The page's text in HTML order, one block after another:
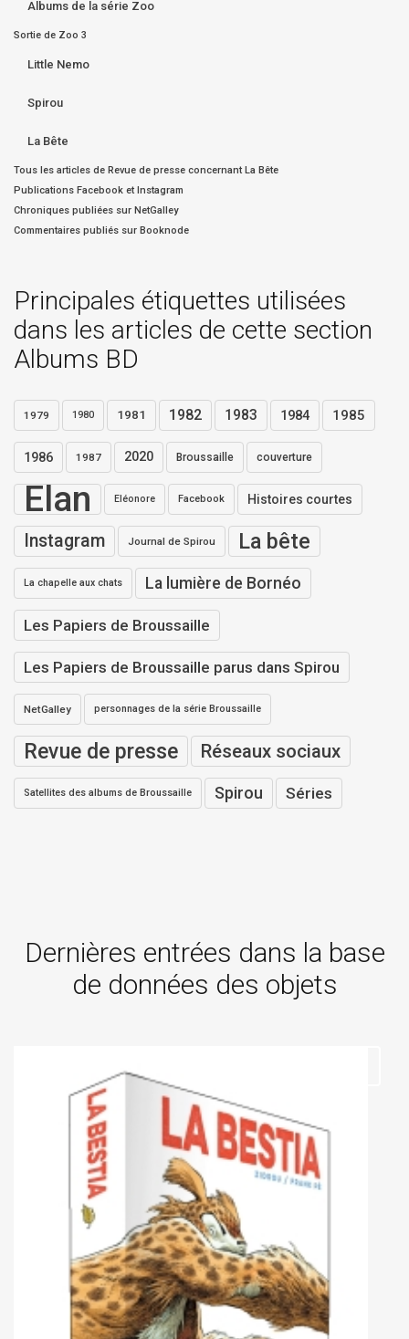
Albums de la série Zoo
Sortie de Zoo 3
Little Nemo
Spirou
La Bête
Tous les articles de Revue de presse concernant La Bête
Publications Facebook et Instagram
Chroniques publiées sur NetGalley
Commentaires publiés sur Booknode
Principales étiquettes utilisées
dans les articles de cette section
Albums BD
1979 1980 1981 1982 1983 1984 1985
1986 1987 2020 Broussaille couverture
Elan Eléonore Facebook Histoires courtes
Instagram Journal de Spirou La bête
La chapelle aux chats La lumière de Bornéo
Les Papiers de Broussaille
Les Papiers de Broussaille parus dans Spirou
NetGalley personnages de la série Broussaille
Revue de presse Réseaux sociaux
Satellites des albums de Broussaille Spirou Séries
Dernières entrées dans la base
de données des objets